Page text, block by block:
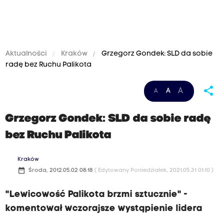
Aktualności Kraków
Grzegorz Gondek: SLD da sobie
radę bez Ruchu Palikota
A A A share
Grzegorz Gondek: SLD da sobie radę
bez Ruchu Palikota
Kraków
date_range Środa, 2012.05.02 08:18 ( Edytowany Poniedziałek, 2021.05.31 01:10 )
"Lewicowość Palikota brzmi sztucznie" -
komentował wczorajsze wystąpienie lidera